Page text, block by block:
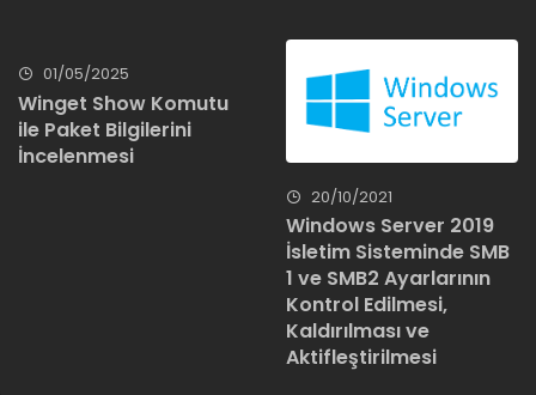
01/05/2025
Winget Show Komutu
ile Paket Bilgilerini
İncelenmesi
20/10/2021
Windows Server 2019
İsletim Sisteminde SMB
1 ve SMB2 Ayarlarının
Kontrol Edilmesi,
Kaldırılması ve
Aktifleştirilmesi